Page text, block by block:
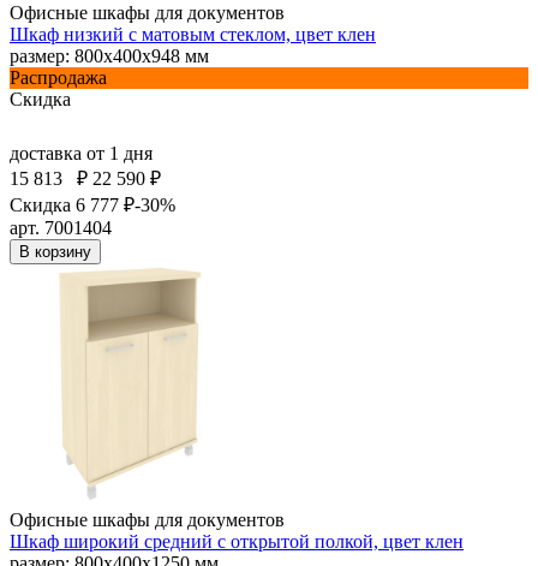
Офисные шкафы для документов
Шкаф низкий с матовым стеклом, цвет клен
размер: 800х400х948 мм
Распродажа
Скидка
доставка от 1 дня
15 813
₽ 22 590 ₽
Скидка 6 777 ₽-30%
арт. 7001404
В корзину
Офисные шкафы для документов
Шкаф широкий средний с открытой полкой, цвет клен